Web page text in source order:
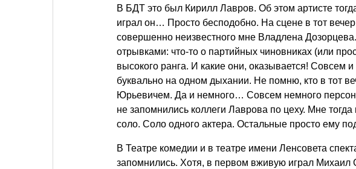
В БДТ это был Кирилл Лавров. Об этом артисте
играл он… Просто бесподобно. На сцене в тот
совершенно неизвестного мне Владлена
отрывками: что-то о партийных чиновниках (или
высокого ранга. И какие они, оказывается! Совсем
буквально на одном дыхании. Не помню, кто в тот
Юрьевичем. Да и немного… Совсем немного
не запомнились коллеги Лаврова по цеху. Мне
соло. Соло одного актера. Остальные просто ему
В Театре комедии и в театре имени Ленсовета
запомнились. Хотя, в первом вживую играл Михаил